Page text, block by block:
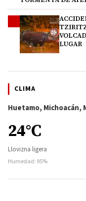
LUGAR
CLIMA
Huetamo, Michoacán,
24°C
Llovizna ligera
Humedad: 95%